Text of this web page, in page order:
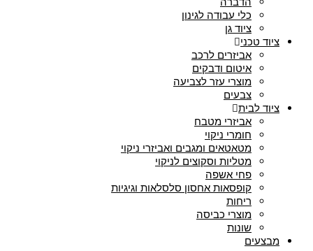
כלי עבודה לגינון
ציוד גן
ציוד טכני
אביזרים לרכב
איטום ודבקים
מוצרי עזר לצביעה
צבעים
ציוד לבית
אביזרי מטבח
חומרי ניקוי
מטאטאים ומגבים ואביזרי ניקוי
מטליות וסקוצים לניקוי
פחי אשפה
קופסאות אחסון סלסלאות וגיגיות
ריחות
מוצרי כביסה
שונות
מבצעים